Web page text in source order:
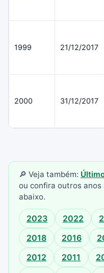
1999 21/12/2017
2000 31/12/2017
🔎 Veja também:
ou confira outros
abaixo.
2023 2022
2018
2016
2012
2011